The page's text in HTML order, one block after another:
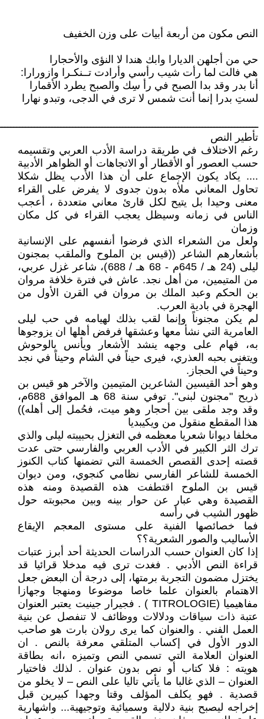
النص مكون من أربعة أبيات على وزن الخفيف
حي من أجلهن الديارا وابك هندا لا النؤى والأحجارا
هي فالت لما رأت شيب رأسي وأرادت تــنكـرا وازورارا:
أنا بدر وقد بدا الصبح في رأ سِك والصبح يطرد الأقمارا
لستِ بدرا إنما أنت شمس لا ترى في الدجى، وتبدو نهارا
تأطير النص
رغم الاختلاف في طريقة دراسة الأدب العربي وتقسيمه
حسب العصور أو الأقطار أو الاتجاهات أو الظواهر الأدبية
.... يكاد يكون الإجماع على أن هذا الأدب يظل شكلا
تحاول المعاني ملأه بدون جدوى لا يفرض على القراء
معنى وحيدا بل يتيح لكل قارئ معاني متعددة ، أعجب
الناس في زمانه وسيظل يعجب القراء في كل مكان
وزمان
ولعل من الشعراء الذي فرضوا أنفسهم على الإنسانية
بأشعارهم الشاعر ((قيس بن الملوح والملقب بمجنون
ليلى (24 هـ / 645م - 68 هـ / 688)، شاعر غزل عربي،
من المتيمين، من أهل نجد. عاش في فترة خلافة مروان
بن الحكم وعبد الملك بن مروان في القرن الأول من
الهجرة في بادية العرب.
لم يكن مجنوناً وإنما لقب بذلك لهيامه في حب ليلى
العامرية التي نشأ معها وعشقها فرفض أهلها ان يزوجوها
به، فهام على وجهه ينشد الأشعار ويأنس بالوحوش
ويتغنى بحبه العذري، فيرى حيناً في الشام وحيناً في نجد
وحيناً في الحجاز.
وهو أحد القيسين الشاعرين المتيمين والآخر هو قيس بن
ذريح "مجنون لبنى". توفي سنة 68 هـ الموافق 688م،
وقد وجد ملقى بين أحجار وهو ميت، فحُمل إلى أهله))
هذا المقطع منقول من ويكيبديا
مخلفا ديوانا شعريا معظمه في التغزل بحبيبته ليلى والذي
ترك الثر الكبير في الأدب العربي والفارسي حتى عدت
قصته إحدى القصص الخمسة التي تضمنها كتاب الكنوز
الخمسة للشاعر الفارسي نظامي كنجوي، ومن ديوان
قيس بن الملوح اقتطفت هذه القصيدة ومنه هذه
القصيدة وهي عبار عن حوار بينه وبين محبوبته حول
ظهور الشيب في رأسه
فما خصائصها الفنية على مستوى المعجم الإيقاع
الأساليب والصور الشعرية؟؟
إذا كان العنوان حسب الدراسات الحديثة أحد أبرز عتبات
قراءة النص الأدبي . فغدت ترى فيه مدخلا قرائيا قد
يختزل مضمون التجربة برمتها، إلى درجة أن البعض جعل
الاهتمام بالعنوان علما خاصا موضوعا ومنهجا وجهازا
مفاهيميا (TITROLOGIE ) . فجيرار جينيت يعتبر العنوان
عتبة ذات سياقات ودلالات ووظائف لا تنفصل عن بنية
العمل الفني . والعنوان كما يرى رولان بارت هو صاحب
الدور الأول في إكساب المتلقي معرفة بالنص . ان
العنوان العلامة التي تسمي النص وتميزه ،انه بطاقة
هويته : فلا كتاب أو نص بدون عنوان . لذلك فاختيار
العنوان – الذي غالبا ما يأتي تاليا على النص – لا يخلو من
قصدية . فهو يكلف المؤلف وقتا وجهدا كبيرين قبل
إخراجه ليصبح بنية دلالية وسميائية وتوجيهية... واشهارية